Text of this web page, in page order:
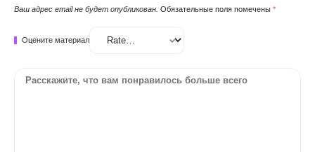
Ваш адрес email не будет опубликован. Обязательные поля помечены *
Оцените материал